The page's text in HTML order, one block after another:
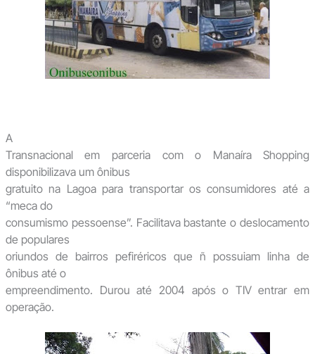
A
Transnacional em parceria com o Manaíra Shopping
disponibilizava um ônibus
gratuito na Lagoa para transportar os consumidores até a
“meca do
consumismo pessoense”. Facilitava bastante o deslocamento
de populares
oriundos de bairros pefiréricos que ñ possuiam linha de
ônibus até o
empreendimento. Durou até 2004 após o TIV entrar em
operação.